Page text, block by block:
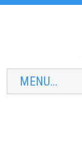
MENU...